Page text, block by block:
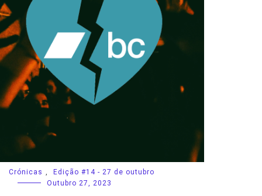
Crónicas ,
Edição #14 - 27 de outubro
Outubro 27, 2023